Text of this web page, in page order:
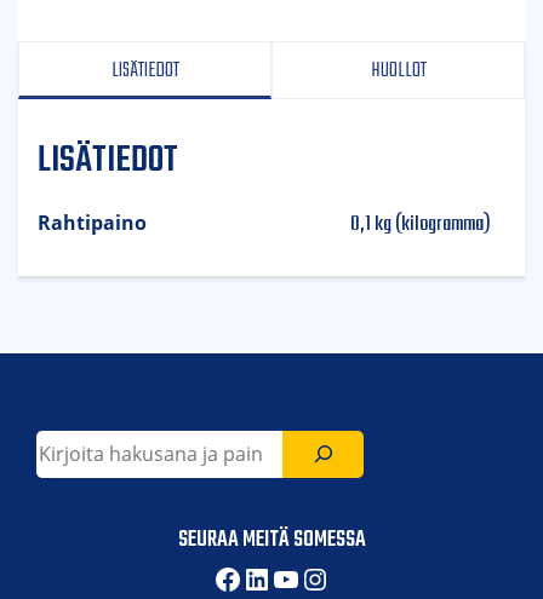
LISÄTIEDOT HUOLLOT
LISÄTIEDOT
Rahtipaino 0,1 kg (kilogramma)
Etsi
SEURAA MEITÄ SOMESSA
Facebook
LinkedIn
YouTube
Instagram